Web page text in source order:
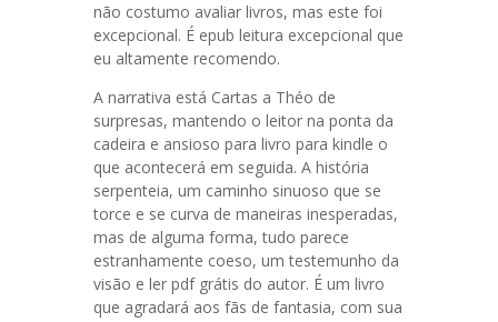
não costumo avaliar livros, mas este foi
excepcional. É epub leitura excepcional que
eu altamente recomendo.
A narrativa está Cartas a Théo de
surpresas, mantendo o leitor na ponta da
cadeira e ansioso para livro para kindle o
que acontecerá em seguida. A história
serpenteia, um caminho sinuoso que se
torce e se curva de maneiras inesperadas,
mas de alguma forma, tudo parece
estranhamente coeso, um testemunho da
visão e ler pdf grátis do autor. É um livro
que agradará aos fãs de fantasia, com sua